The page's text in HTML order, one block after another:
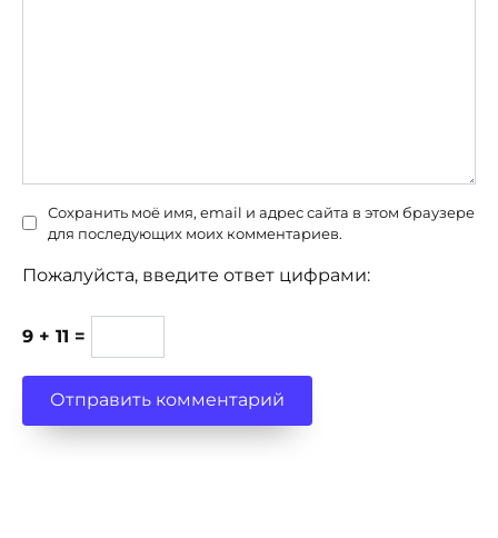
Сохранить моё имя, email и адрес сайта в этом браузере
для последующих моих комментариев.
Пожалуйста, введите ответ цифрами:
9 + 11 =